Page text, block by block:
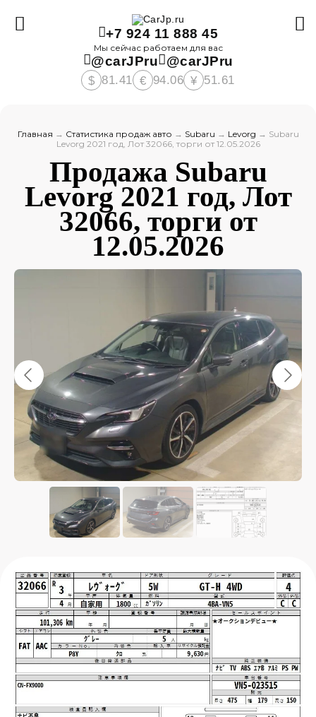
+7 924 11 888 45
Мы сейчас работаем для вас
@carJPru @carJPru
$ 81.41 € 94.06 ¥ 51.61
Главная → Статистика продаж авто → Subaru → Levorg → Subaru
Levorg 2021 год, Лот 32066, торги от 12.05.2026
Продажа Subaru
Levorg 2021 год, Лот
32066, торги от
12.05.2026